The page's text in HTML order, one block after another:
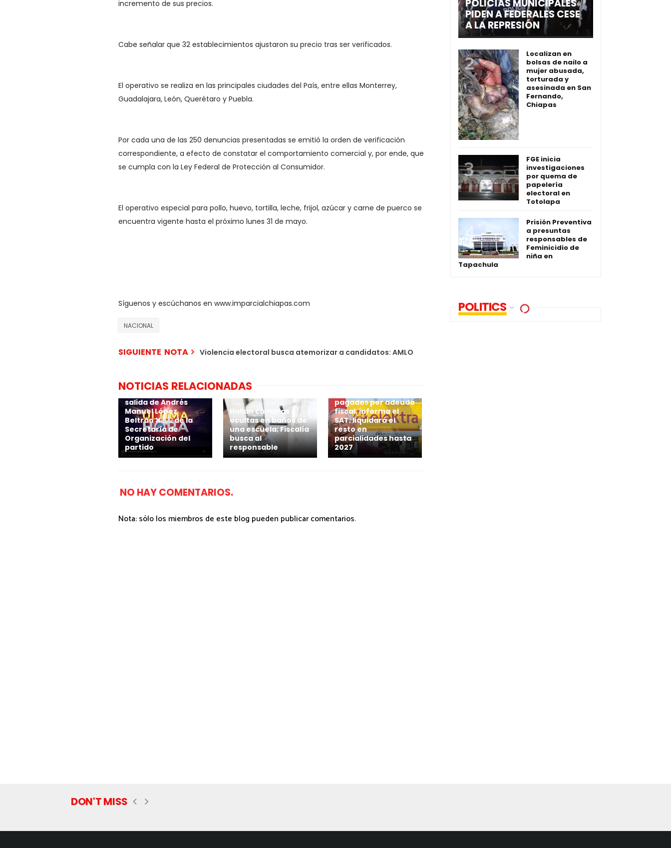
incremento de sus precios.
Cabe señalar que 32 establecimientos ajustaron su precio tras ser verificados.
El operativo se realiza en las principales ciudades del País, entre ellas Monterrey,
Guadalajara, León, Querétaro y Puebla.
Por cada una de las 250 denuncias presentadas se emitió la orden de verificación
correspondiente, a efecto de constatar el comportamiento comercial y, por ende, que
se cumpla con la Ley Federal de Protección al Consumidor.
El operativo especial para pollo, huevo, tortilla, leche, frijol, azúcar y carne de puerco se
encuentra vigente hasta el próximo lunes 31 de mayo.
Síguenos y escúchanos en www.imparcialchiapas.com
NACIONAL
SIGUIENTE NOTA Violencia electoral busca atemorizar a candidatos: AMLO
NOTICIAS RELACIONADAS
🚨 #ÚltimaHora 🚨 🟤
salida de Andrés
Manuel López
Beltrán ❌🙋🏻‍♂️ de la
Secretaría de
Organización del
partido
Hallan cámaras
ocultas en baños de
una escuela; Fiscalía
busca al
responsable
pagados por adeudo
fiscal, informa el
SAT; liquidará el
resto en
parcialidades hasta
2027
NO HAY COMENTARIOS.
Nota: sólo los miembros de este blog pueden publicar comentarios.
POLICÍAS MUNICIPALES
PIDEN A FEDERALES CESE
A LA REPRESIÓN
Localizan en
bolsas de nailo a
mujer abusada,
torturada y
asesinada en San
Fernando,
Chiapas
FGE inicia
investigaciones
por quema de
papelería
electoral en
Totolapa
Prisión Preventiva
a presuntas
responsables de
Feminicidio de
niña en
Tapachula
POLITICS
DON'T MISS